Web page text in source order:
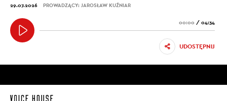
29.07.2026 PROWADZĄCY: JAROSŁAW KUŹNIAR
00:00 / 04:34
UDOSTĘPNIJ